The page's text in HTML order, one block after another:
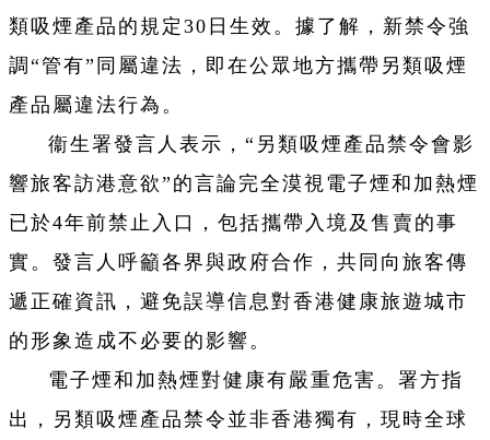
類吸煙產品的規定30日生效。據了解，新禁令強
調“管有”同屬違法，即在公眾地方攜帶另類吸煙
產品屬違法行為。
衞生署發言人表示，“另類吸煙產品禁令會影
響旅客訪港意欲”的言論完全漠視電子煙和加熱煙
已於4年前禁止入口，包括攜帶入境及售賣的事
實。發言人呼籲各界與政府合作，共同向旅客傳
遞正確資訊，避免誤導信息對香港健康旅遊城市
的形象造成不必要的影響。
電子煙和加熱煙對健康有嚴重危害。署方指
出，另類吸煙產品禁令並非香港獨有，現時全球